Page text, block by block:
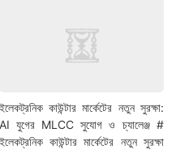
ইলেকট্রনিক কাউন্টার মার্কেটের নতুন সুরক্ষা:
AI যুগের MLCC সুযোগ ও চ্যালেঞ্জ #
ইলেকট্রনিক কাউন্টার মার্কেটের নতুন সুরক্ষা